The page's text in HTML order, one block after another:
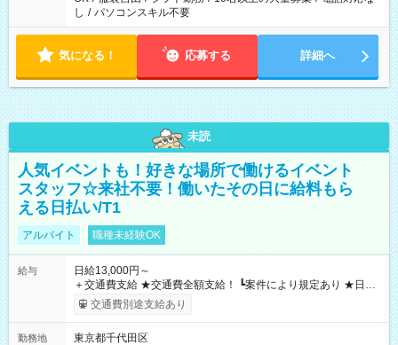
し / パソコンスキル不要
気になる！ 応募する 詳細へ
未読
人気イベントも！好きな場所で働けるイベント
スタッフ☆来社不要！働いたその日に給料もら
える日払い/T1
アルバイト 職種未経験OK
給与
日給13,000円～
＋交通費支給 ★交通費全額支給！ ┗案件により規定あり ★日払
いOK！（規定あり） ┗働いたその日に現金GET♪ お仕事後はコ
ンビニATMから 日払い分を引き落とせます！ 【試用期間】試
交通費別途支給あり
勤務地
東京都千代田区